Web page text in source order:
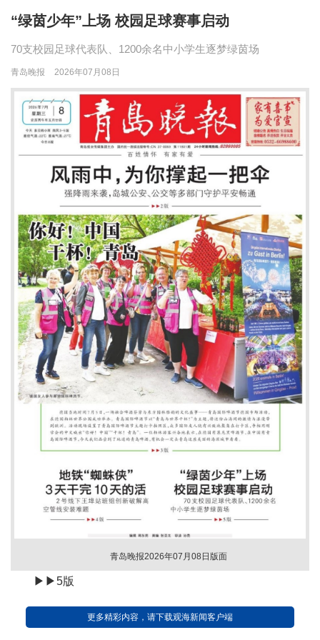
“绿茵少年”上场 校园足球赛事启动
70支校园足球代表队、1200余名中小学生逐梦绿茵场
青岛晚报 2026年07月08日
青岛晚报2026年07月08日版面
▶▶5版
更多精彩内容，请下载观海新闻客户端